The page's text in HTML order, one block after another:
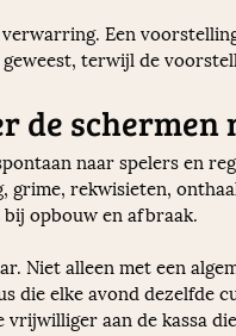
Een
terwijl de
de schermen
naar spelers en
grime, rekwisieten,
opbouw en afbraak.
Niet alleen met een
die elke avond
aan de kassa